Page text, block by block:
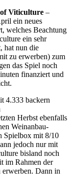
Viticulture –
ein neues
welches Beachtung
ein sehr
hat nun die
zu erwerben) zum
das Spiel noch
finanziert und
4.333 backern
Herbst ebenfalls
Weinanbau-
Spielbox mit 8/10
jedoch nur mit
bisland noch
im Rahmen der
erwerben. Dann in